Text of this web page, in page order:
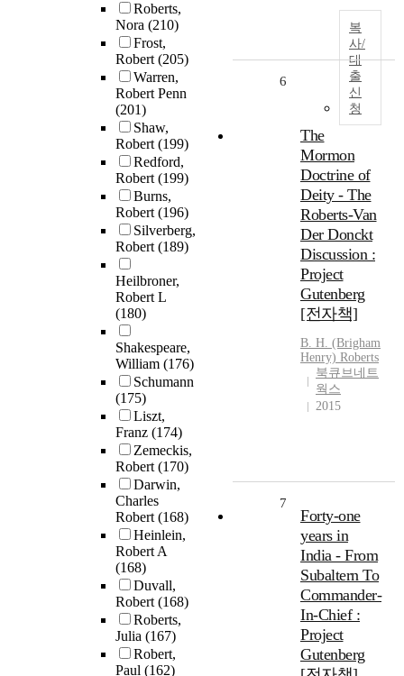
Roberts,
Nora (210)
Frost,
Robert(205)
Warren,
Robert Penn
(201)
Shaw,
Robert(199)
Redford,
Robert(199)
Burns,
Robert(196)
Silverberg,
Robert(189)
Heilbroner,
Robert L
(180)
Shakespeare,
William (176)
Schumann
(175)
Liszt,
Franz (174)
Zemeckis,
Robert(170)
Darwin,
Charles
Robert(168)
Heinlein,
Robert A
(168)
Duvall,
Robert(168)
Roberts,
Julia (167)
Robert,
Paul (162)
복
사/
대
출
신
청
6
The
Mormon
Doctrine of
Deity - The
Roberts-Van
Der Donckt
Discussion :
Project
Gutenberg
[전자책]
B. H. (Brigham
Henry) Roberts
북큐브네트
웍스
2015
7
Forty-one
years in
India - From
Subaltern To
Commander-
In-Chief :
Project
Gutenberg